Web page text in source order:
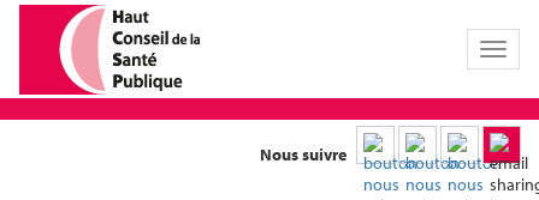
Toggle
Nous suivre